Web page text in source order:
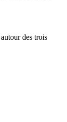
des trois